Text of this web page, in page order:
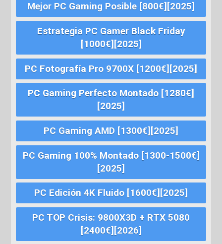
Mejor PC Gaming Posible [800€][2025]
Estrategia PC Gamer Black Friday
[1000€][2025]
PC Fotografía Pro 9700X [1200€][2025]
PC Gaming Perfecto Montado [1280€]
[2025]
PC Gaming AMD [1300€][2025]
PC Gaming 100% Montado [1300-1500€]
[2025]
PC Edición 4K Fluido [1600€][2025]
PC TOP Crisis: 9800X3D + RTX 5080
[2400€][2026]